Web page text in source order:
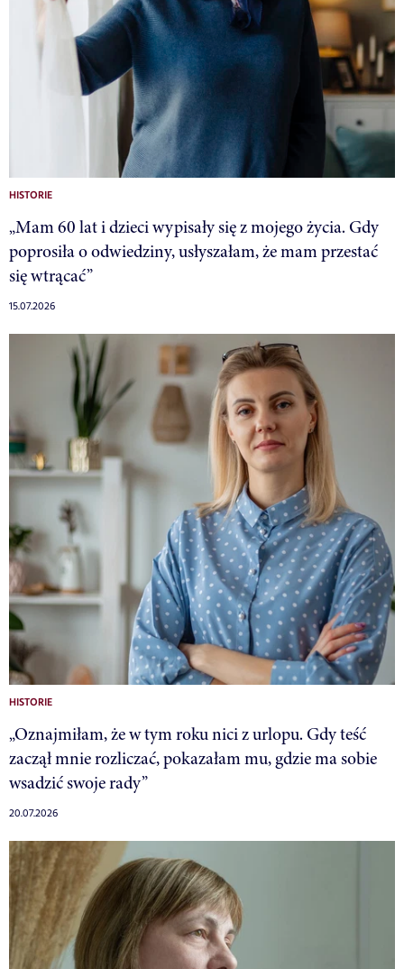
HISTORIE
„Mam 60 lat i dzieci wypisały się z mojego życia. Gdy
poprosiła o odwiedziny, usłyszałam, że mam przestać
się wtrącać”
15.07.2026
HISTORIE
„Oznajmiłam, że w tym roku nici z urlopu. Gdy teść
zaczął mnie rozliczać, pokazałam mu, gdzie ma sobie
wsadzić swoje rady”
20.07.2026